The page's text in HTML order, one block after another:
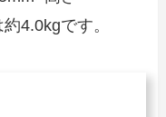
4.0kgです。